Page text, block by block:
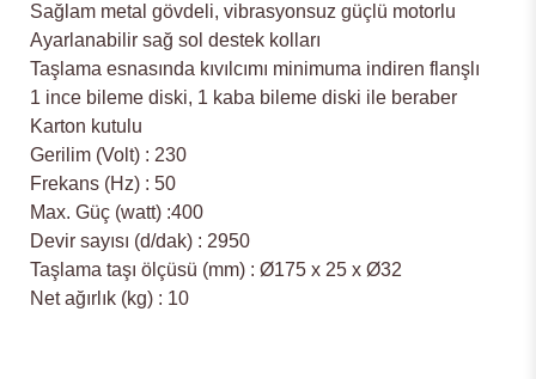
Sağlam metal gövdeli, vibrasyonsuz güçlü motorlu
Ayarlanabilir sağ sol destek kolları
Taşlama esnasında kıvılcımı minimuma indiren flanşlı
1 ince bileme diski, 1 kaba bileme diski ile beraber
Karton kutulu
Gerilim (Volt) : 230
Frekans (Hz) : 50
Max. Güç (watt) :400
Devir sayısı (d/dak) : 2950
Taşlama taşı ölçüsü (mm) : Ø175 x 25 x Ø32
Net ağırlık (kg) : 10